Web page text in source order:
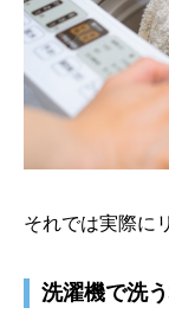
それでは実際に
洗濯機で洗